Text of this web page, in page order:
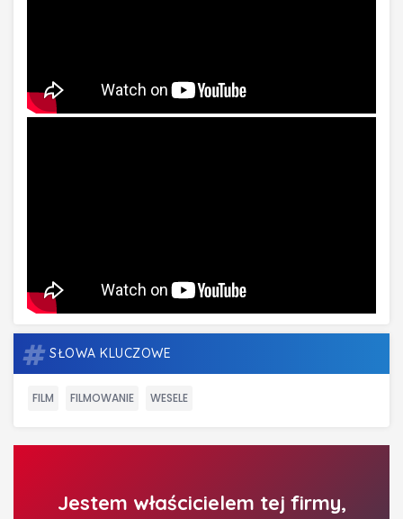
SŁOWA KLUCZOWE
FILM FILMOWANIE WESELE
Jestem właścicielem tej firmy,